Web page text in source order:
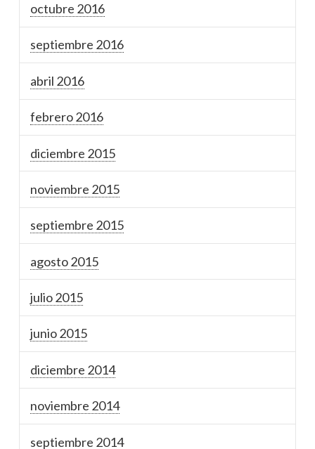
octubre 2016
septiembre 2016
abril 2016
febrero 2016
diciembre 2015
noviembre 2015
septiembre 2015
agosto 2015
julio 2015
junio 2015
diciembre 2014
noviembre 2014
septiembre 2014